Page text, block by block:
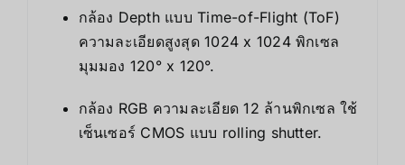
กล้อง Depth แบบ Time-of-Flight (ToF)
ความละเอียดสูงสุด 1024 x 1024 พิกเซล
มุมมอง 120° x 120°.
กล้อง RGB ความละเอียด 12 ล้านพิกเซล ใช้
เซ็นเซอร์ CMOS แบบ rolling shutter.